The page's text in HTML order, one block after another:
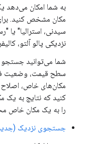
به شما امکان می‌دهد
مکان مشخص کنید.
سیدنی، استرالیا" یا
نزدیکی پالو آلتو،
شما می‌توانید جستجو
سطح قیمت، وضعیت
مکان‌های خاص،
کنید که نتایج به
را به یک مکان خاص
جستجوی نزدیک